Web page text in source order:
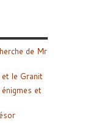
de Mr
le Granit
et